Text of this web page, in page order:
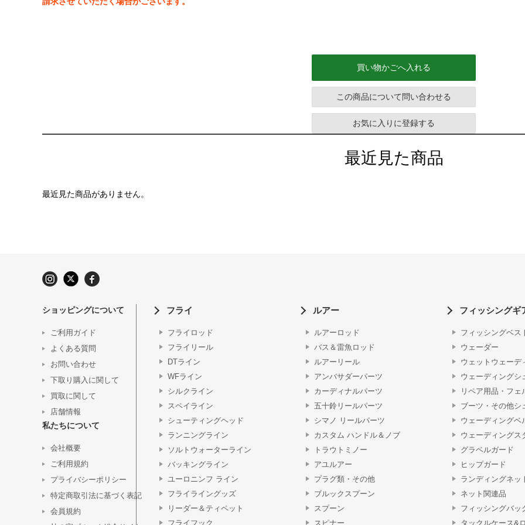
買い物かごへ入れる
この商品について問い合わせる
お気に入りに登録する
最近見た商品
最近見た商品がありません。
ショッピングについて
ご利用ガイド
よくある質問
お問い合わせ
下取り購入に関して
買取に関して
店舗情報
私たちについて
会社概要
ご利用規約
プライバシーポリシー
特定商取引法に基づく表記
会員規約
フライ
フライロッド
フライリール
DTライン
WFライン
シルクライン
スペイライン
シューティングヘッド
ランニングライン
ソルトウォーターライン
バッキングライン
ユーロニンフ ライン
フライライングッズ
リーダー＆ティペット
フライフック
ルアー
ルアーロッド
バス＆雷魚ロッド
ルアーリール
アンバサダーパーツ
カーディナルパーツ
五十鈴リールパーツ
シマノ リールパーツ
カスタム ハンドル＆ノブ
トラウトミノー
アユルアー
プラグ類・その他
ブルックスプーン
スプーン
スピナー
フィッシングギ
フィッシングベス
ウェーダー
ウェットウェーデ
ウェーディングシ
リペア用品・フェ
ブーツ・その他シ
ウェーディングベ
ウェーディングス
グラベルガード
ヒップガード
ランディングネッ
ネット関連品
フィッシングバッ
タックルケース&